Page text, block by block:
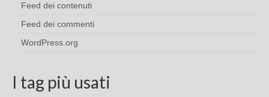
Feed dei contenuti
Feed dei commenti
WordPress.org
I tag più usati